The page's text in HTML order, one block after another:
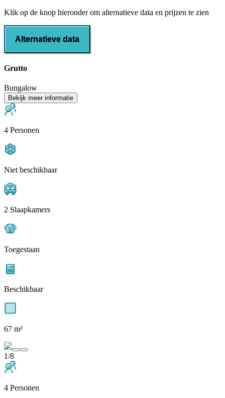
Klik op de knop hieronder om alternatieve data en prijzen te zien
Alternatieve data
Grutto
Bungalow
Bekijk meer informatie
4 Personen
Niet beschikbaar
2 Slaapkamers
Toegestaan
Beschikbaar
67 m²
1/8
4 Personen